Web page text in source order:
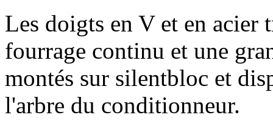
Les doigts en V et en acier
fourrage continu et une
montés sur silentbloc et
l'arbre du conditionneur.